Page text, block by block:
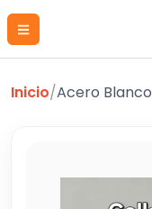
Inicio/Acero Blanco